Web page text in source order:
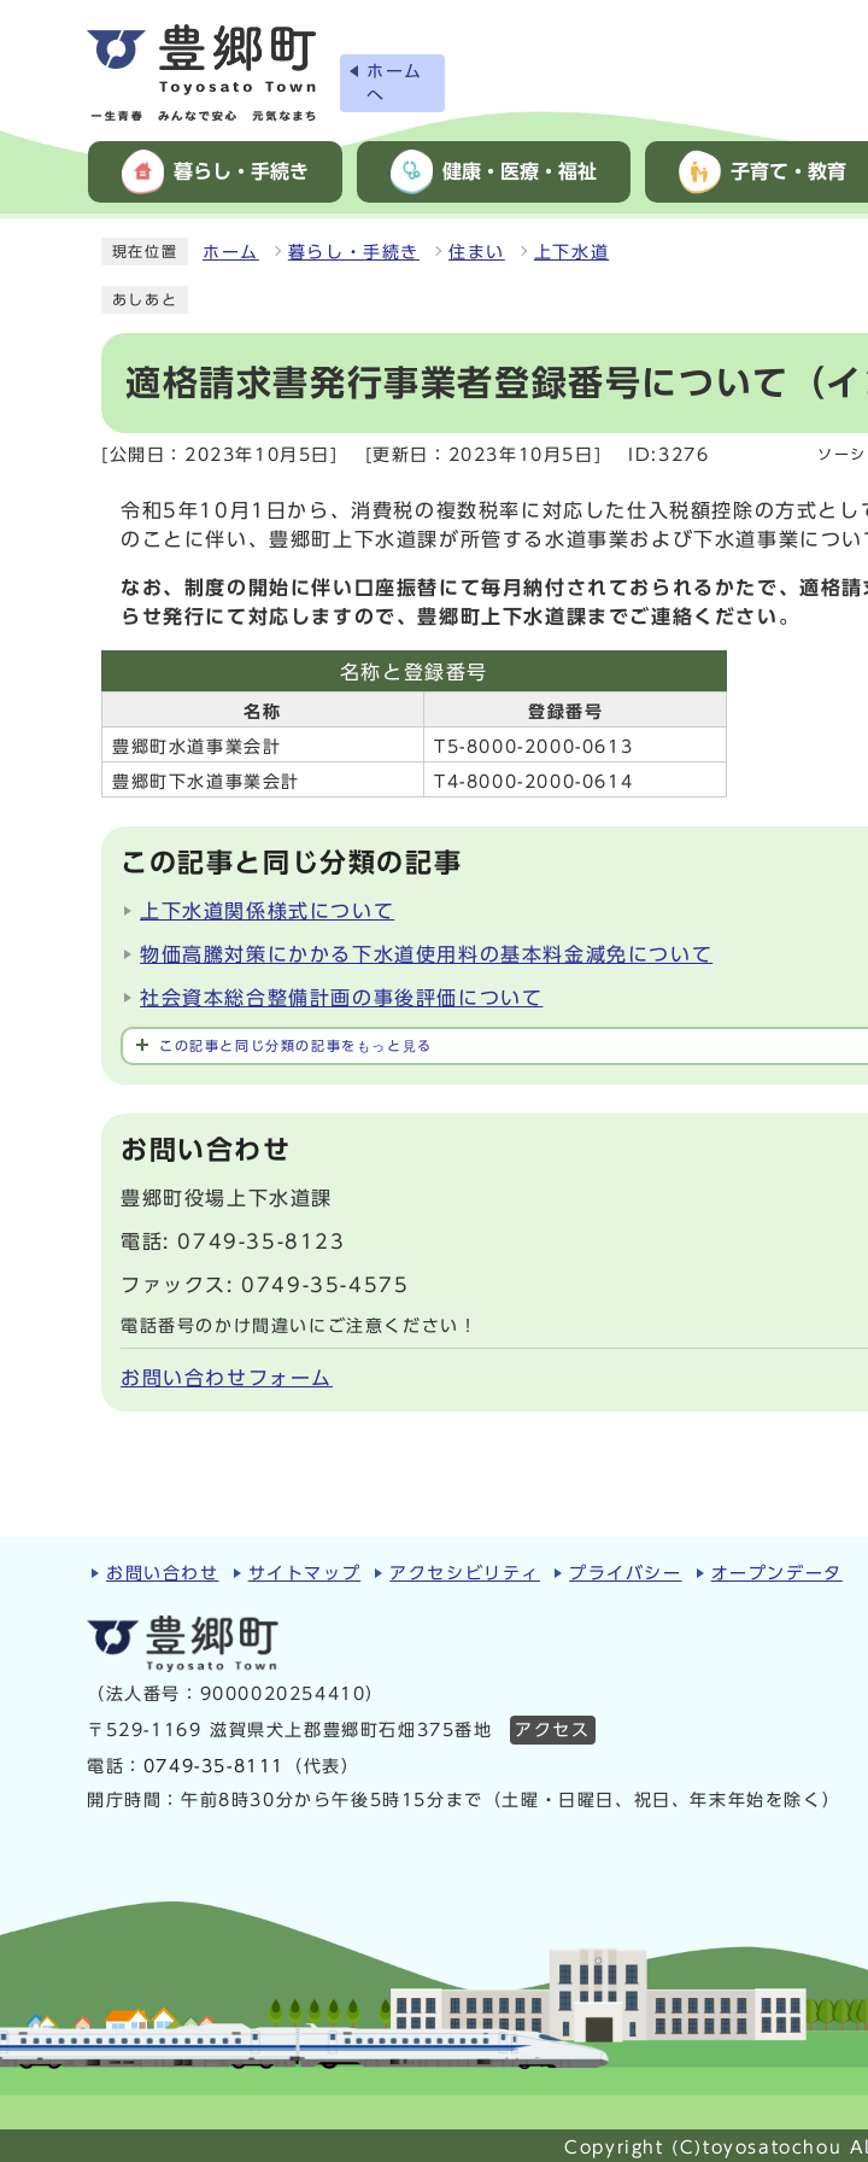
ホーム
へ
暮らし・手続き 健康・医療・福祉 子育て・教育
現在位置 ホーム 暮らし・手続き 住まい 上下水道
あしあと
適格請求書発行事業者登録番号について（イ
[公開日：2023年10月5日] [更新日：2023年10月5日] ID:3276 ソー
令和5年10月1日から、消費税の複数税率に対応した仕入税額控除の方式と
のことに伴い、豊郷町上下水道課が所管する水道事業および下水道事業につ
なお、制度の開始に伴い口座振替にて毎月納付されておられるかたで、適格
らせ発行にて対応しますので、豊郷町上下水道課までご連絡ください。
名称と登録番号
名称 登録番号
豊郷町水道事業会計 T5-8000-2000-0613
豊郷町下水道事業会計 T4-8000-2000-0614
この記事と同じ分類の記事
上下水道関係様式について
物価高騰対策にかかる下水道使用料の基本料金減免について
社会資本総合整備計画の事後評価について
この記事と同じ分類の記事をもっと見る
お問い合わせ
豊郷町役場上下水道課
電話: 0749-35-8123
ファックス: 0749-35-4575
電話番号のかけ間違いにご注意ください！
お問い合わせフォーム
お問い合わせ サイトマップ アクセシビリティ プライバシー オープンデータ
（法人番号：9000020254410）
〒529-1169 滋賀県犬上郡豊郷町石畑375番地 アクセス
電話： 0749-35-8111
（代表）
開庁時間：午前8時30分から午後5時15分まで（土曜・日曜日、祝日、年末年始を除く）
Copyright (C)toyosatochou